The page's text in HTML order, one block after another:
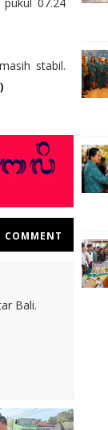
stabil.
COMMENT
Bali.